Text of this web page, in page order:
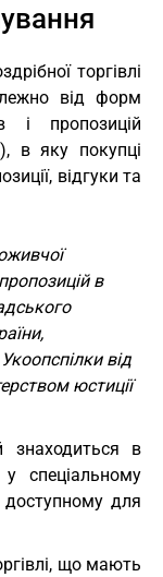
торгівлі
від форм
і пропозицій
в яку покупці
відгуки та
в
від
юстиції
знаходиться в
спеціальному
для
що мають